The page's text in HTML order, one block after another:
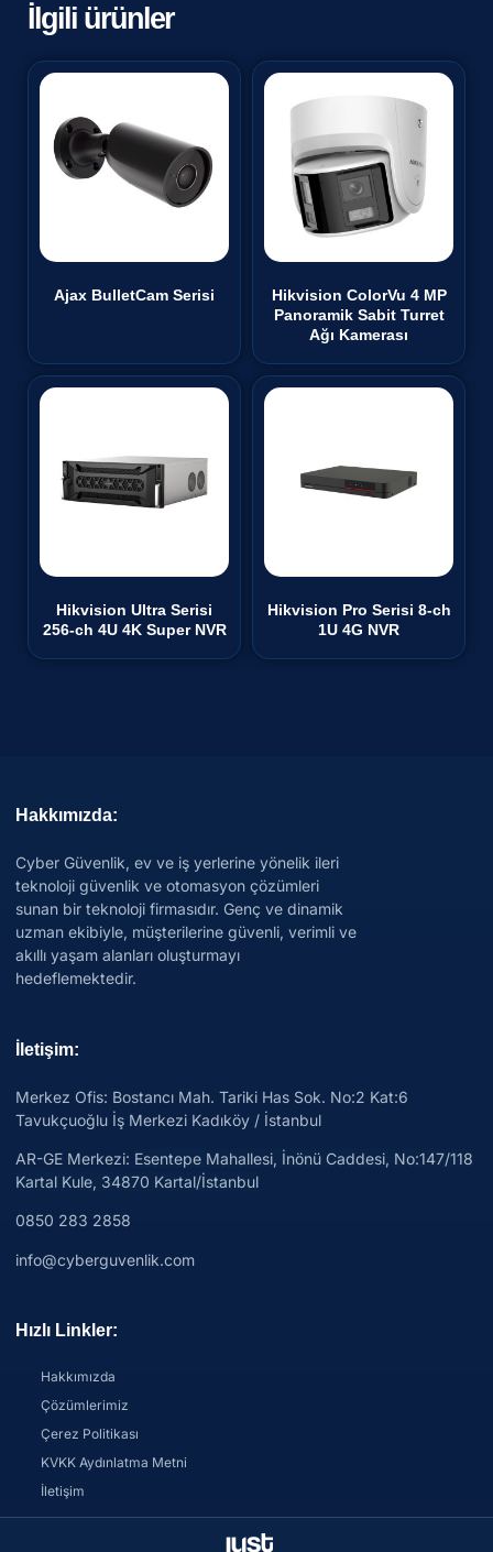
İlgili ürünler
Ajax BulletCam Serisi
Hikvision ColorVu 4 MP
Panoramik Sabit Turret
Ağı Kamerası
Hikvision Ultra Serisi
256-ch 4U 4K Super NVR
Hikvision Pro Serisi 8-ch
1U 4G NVR
Hakkımızda:
Cyber Güvenlik, ev ve iş yerlerine yönelik ileri
teknoloji güvenlik ve otomasyon çözümleri
sunan bir teknoloji firmasıdır. Genç ve dinamik
uzman ekibiyle, müşterilerine güvenli, verimli ve
akıllı yaşam alanları oluşturmayı
hedeflemektedir.
İletişim:
Merkez Ofis: Bostancı Mah. Tariki Has Sok. No:2 Kat:6
Tavukçuoğlu İş Merkezi Kadıköy / İstanbul
AR-GE Merkezi: Esentepe Mahallesi, İnönü Caddesi, No:147/118
Kartal Kule, 34870 Kartal/İstanbul
0850 283 2858
info@cyberguvenlik.com
Hızlı Linkler:
Hakkımızda
Çözümlerimiz
Çerez Politikası
KVKK Aydınlatma Metni
İletişim